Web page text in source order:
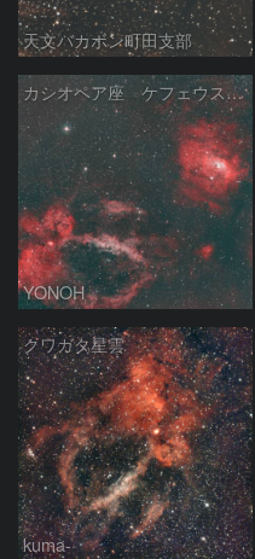
天文バカボン町田支部
カシオペア座 ケフェウス座の境界付近 HOO
YONOH
クワガタ星雲
kuma-